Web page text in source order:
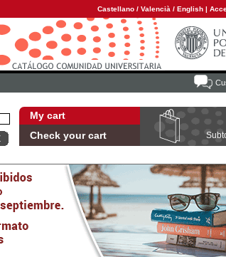
Castellano / Valencià / English |
My cart
Check your cart